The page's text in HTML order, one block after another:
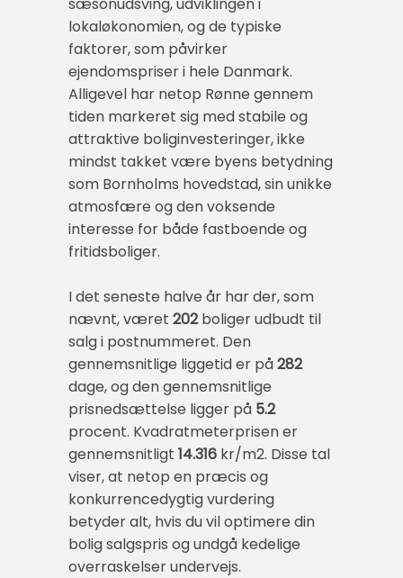
lokaløkonomien, og de typiske
faktorer, som påvirker
ejendomspriser i hele Danmark.
Alligevel har netop Rønne gennem
tiden markeret sig med stabile og
attraktive boliginvesteringer, ikke
mindst takket være byens betydning
som Bornholms hovedstad, sin unikke
atmosfære og den voksende
interesse for både fastboende og
fritidsboliger.
I det seneste halve år har der, som
nævnt, været 202boliger udbudt til
salg i postnummeret. Den
gennemsnitlige liggetid er på282
dage, og den gennemsnitlige
prisnedsættelse ligger på 5.2
procent. Kvadratmeterprisen er
gennemsnitligt 14.316 kr/m2. Disse tal
viser, at netop en præcis og
konkurrencedygtig vurdering
betyder alt, hvis du vil optimere din
bolig salgspris og undgå kedelige
overraskelser undervejs.